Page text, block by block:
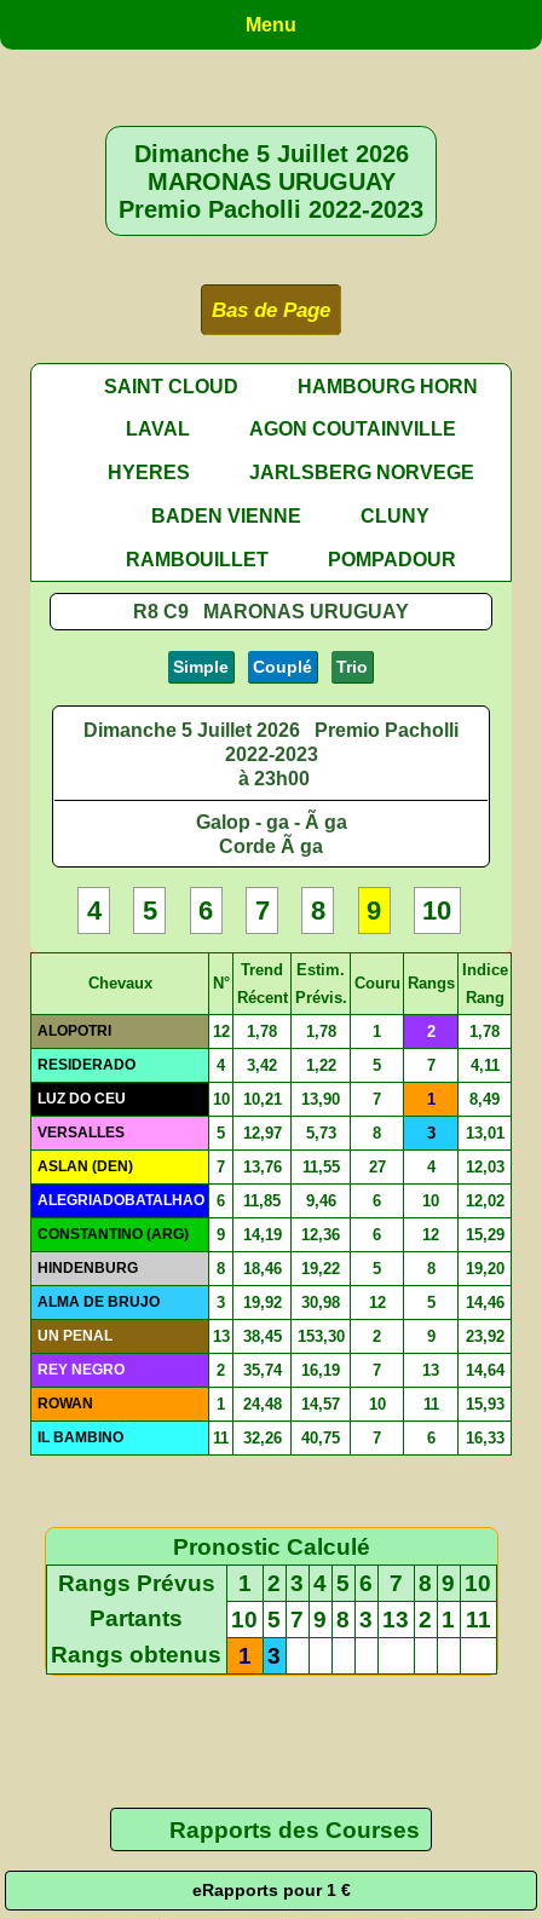
Menu
Dimanche 5 Juillet 2026
MARONAS URUGUAY
Premio Pacholli 2022-2023
Bas de Page
SAINT CLOUD
HAMBOURG HORN
LAVAL
AGON COUTAINVILLE
HYERES
JARLSBERG NORVEGE
BADEN VIENNE
CLUNY
RAMBOUILLET
POMPADOUR
R8 C9 MARONAS URUGUAY
Simple Couplé Trio
Dimanche 5 Juillet 2026
Premio Pacholli
2022-2023
à 23h00
Galop - ga - Ã ga
Corde Ã ga
4 5 6 7 8 9 10
Chevaux N°
Trend
Récent
Estim.
Prévis.
Couru Rangs
Indice
Rang
ALOPOTRI 12 1,78 1,78 1 2 1,78
RESIDERADO 4 3,42 1,22 5 7 4,11
LUZ DO CEU 10 10,21 13,90 7 1 8,49
VERSALLES 5 12,97 5,73 8 3 13,01
ASLAN (DEN) 7 13,76 11,55 27 4 12,03
ALEGRIADOBATALHAO 6 11,85 9,46 6 10 12,02
CONSTANTINO (ARG) 9 14,19 12,36 6 12 15,29
HINDENBURG 8 18,46 19,22 5 8 19,20
ALMA DE BRUJO 3 19,92 30,98 12 5 14,46
UN PENAL 13 38,45 153,30 2 9 23,92
REY NEGRO 2 35,74 16,19 7 13 14,64
ROWAN 1 24,48 14,57 10 11 15,93
IL BAMBINO 11 32,26 40,75 7 6 16,33
Pronostic Calculé
Rangs Prévus
1 2 3 4 5 6 7 8 9 10
Partants
10 5 7 9 8 3 13 2 1 11
Rangs obtenus
1 3
Rapports des Courses
eRapports pour 1 €